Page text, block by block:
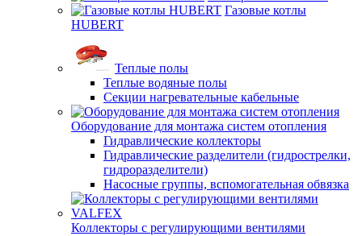
Газовые котлы
HUBERT
Теплые полы
Теплые водяные полы
Секции нагревательные кабельные
Оборудование для монтажа систем отопления
Гидравлические коллекторы
Гидравлические разделители (гидрострелки,
гидроразделители)
Насосные группы, вспомогательная обвязка
Коллекторы с регулирующими вентилями